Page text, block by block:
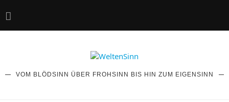
VOM BLÖDSINN ÜBER FROHSINN BIS HIN ZUM EIGENSINN